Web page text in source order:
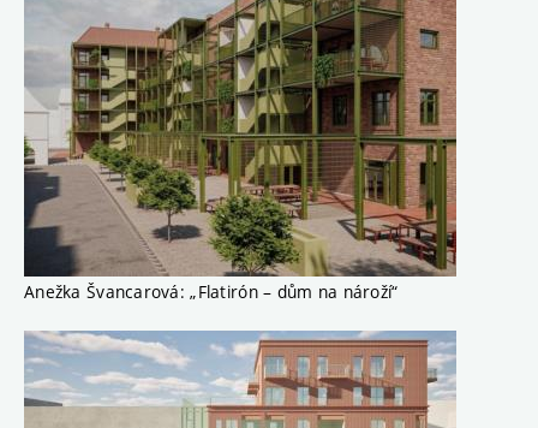
Anežka Švancarová: „Flatirón – dům na nároží“